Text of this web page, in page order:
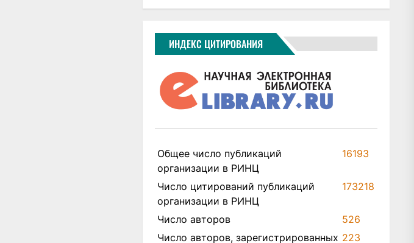
ИНДЕКС ЦИТИРОВАНИЯ
Общее число публикаций
организации в РИНЦ
16193
Число цитирований публикаций
организации в РИНЦ
173218
Число авторов
526
Число авторов, зарегистрированных 223